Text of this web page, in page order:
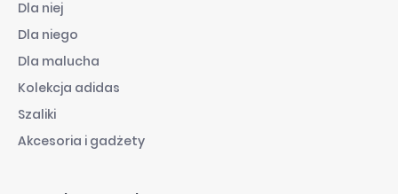
Dla niej
Dla niego
Dla malucha
Kolekcja adidas
Szaliki
Akcesoria i gadżety